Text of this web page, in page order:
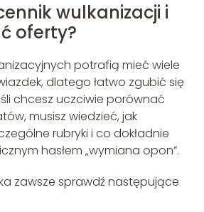
wulkanizacji i
oferty?
potrafią mieć wiele
dlatego łatwo zgubić się
chcesz uczciwie porównać
musisz wiedzieć, jak
rubryki i co dokładnie
hasłem „wymiana opon”.
zawsze sprawdź następujące